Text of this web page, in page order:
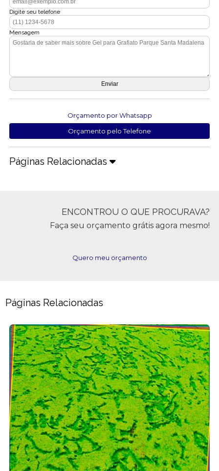
Digite seu telefone
Mensagem
Orçamento por Whatsapp
Orçamento pelo Telefone
Páginas Relacionadas
ENCONTROU O QUE PROCURAVA?
Faça seu orçamento grátis agora mesmo!
Quero meu orçamento
Páginas Relacionadas